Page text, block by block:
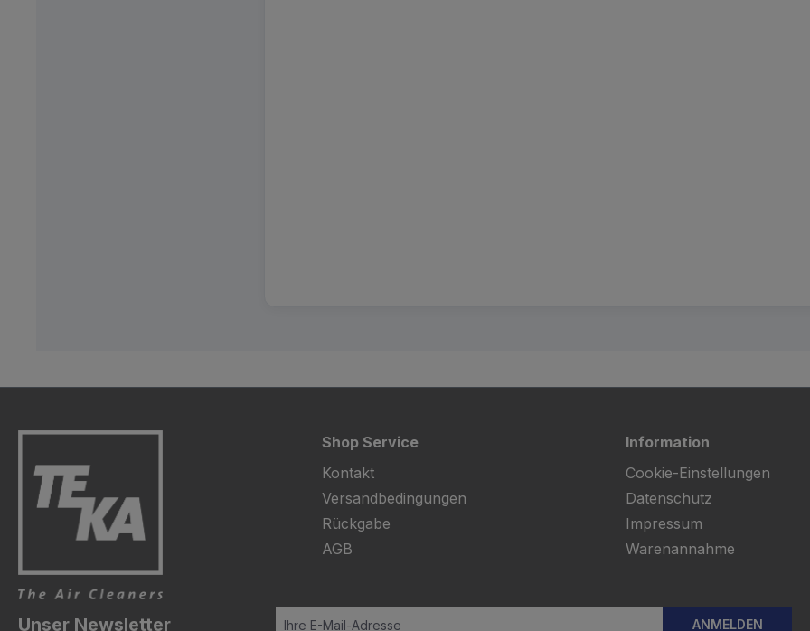
Shop Service
Kontakt
Versandbedingungen
Rückgabe
AGB
Information
Cookie-Einstellungen
Datenschutz
Impressum
Warenannahme
Unser Newsletter ANMELDEN